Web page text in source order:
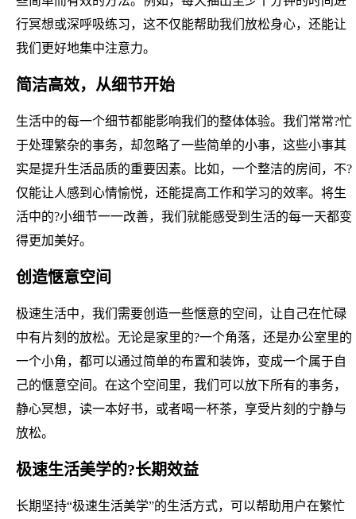
行冥想或深呼吸练习，这不仅能帮助我们放松身心，还能让
我们更好地集中注意力。
简洁高效，从细节开始
生活中的每一个细节都能影响我们的整体体验。我们常常?忙
于处理繁杂的事务，却忽略了一些简单的小事，这些小事其
实是提升生活品质的重要因素。比如，一个整洁的房间，不?
仅能让人感到心情愉悦，还能提高工作和学习的效率。将生
活中的?小细节一一改善，我们就能感受到生活的每一天都变
得更加美好。
创造惬意空间
极速生活中，我们需要创造一些惬意的空间，让自己在忙碌
中有片刻的放松。无论是家里的?一个角落，还是办公室里的
一个小角，都可以通过简单的布置和装饰，变成一个属于自
己的惬意空间。在这个空间里，我们可以放下所有的事务，
静心冥想，读一本好书，或者喝一杯茶，享受片刻的宁静与
放松。
极速生活美学的?长期效益
长期坚持“极速生活美学”的生活方式，可以帮助用户在繁忙